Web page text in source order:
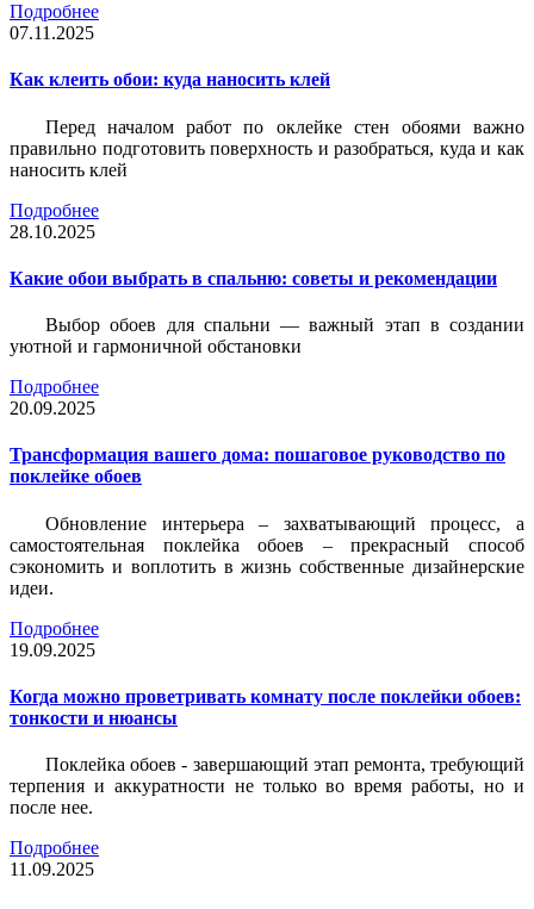
Подробнее
07.11.2025
Как клеить обои: куда наносить клей
Перед началом работ по оклейке стен обоями важно
правильно подготовить поверхность и разобраться, куда и как
наносить клей
Подробнее
28.10.2025
Какие обои выбрать в спальню: советы и рекомендации
Выбор обоев для спальни — важный этап в создании
уютной и гармоничной обстановки
Подробнее
20.09.2025
Трансформация вашего дома: пошаговое руководство по
поклейке обоев
Обновление интерьера – захватывающий процесс, а
самостоятельная поклейка обоев – прекрасный способ
сэкономить и воплотить в жизнь собственные дизайнерские
идеи.
Подробнее
19.09.2025
Когда можно проветривать комнату после поклейки обоев:
тонкости и нюансы
Поклейка обоев - завершающий этап ремонта, требующий
терпения и аккуратности не только во время работы, но и
после нее.
Подробнее
11.09.2025